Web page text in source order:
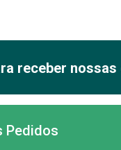
receber
Pedidos